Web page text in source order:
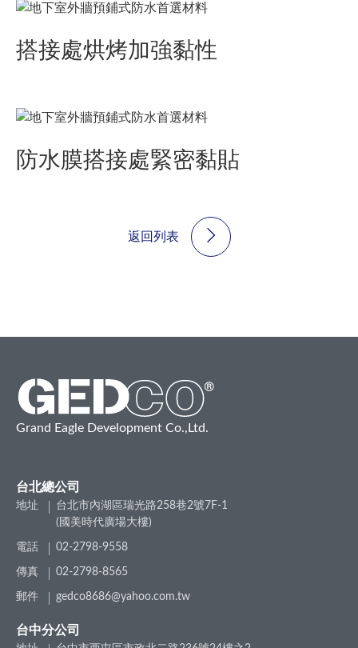
搭接處烘烤加強黏性
防水膜搭接處緊密黏貼
返回列表
Grand Eagle Development Co.,Ltd.
台北總公司
地址
台北市內湖區瑞光路258巷2號7F-1
(國美時代廣場大樓)
電話 02-2798-9558
傳真 02-2798-8565
郵件 gedco8686@yahoo.com.tw
台中分公司